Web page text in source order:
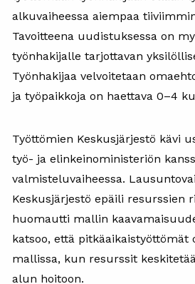
alkuvaiheessa aiempaa
Tavoitteena uudistuksessa on
työnhakijalle tarjottavan
Työnhakijaa velvoitetaan
ja työpaikkoja on haettava 0–4
Työttömien Keskusjärjestö kävi
työ- ja elinkeinoministeriön
valmisteluvaiheessa.
Keskusjärjestö epäili resurssien
huomautti mallin
katsoo, että pitkäaikaistyöttömät
mallissa, kun resurssit
alun hoitoon.